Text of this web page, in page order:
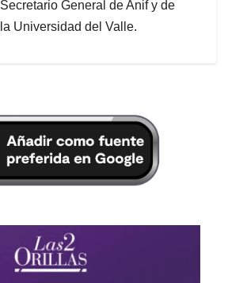
Secretario General de Anif y de
la Universidad del Valle.